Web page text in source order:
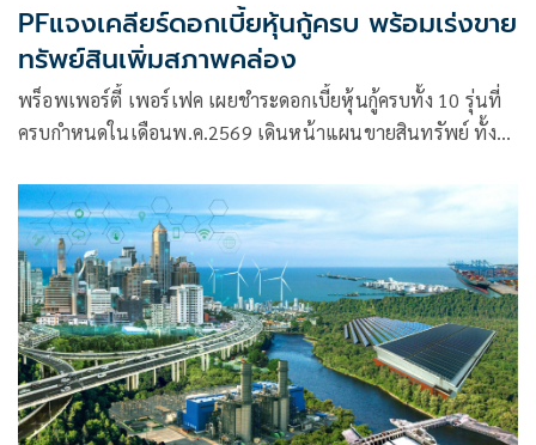
PFแจงเคลียร์ดอกเบี้ยหุ้นกู้ครบ พร้อมเร่งขาย
ทรัพย์สินเพิ่มสภาพคล่อง
พร็อพเพอร์ตี้ เพอร์เฟค เผยชำระดอกเบี้ยหุ้นกู้ครบทั้ง 10 รุ่นที่
ครบกำหนดในเดือนพ.ค.2569 เดินหน้าแผนขายสินทรัพย์ ทั้ง
ขนาดองค์กร ครึ่งปีหลังลุยปรับกลยุทธ์กระตุ้นยอดขาย